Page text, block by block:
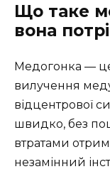
Що таке
вона
Медогонка —
вилучення
відцентрової
швидко, без
втратами
незамінний